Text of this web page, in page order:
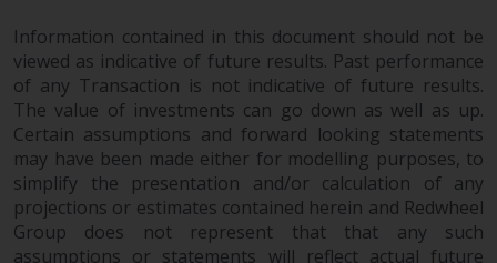
Fremdwährungen lautenden
Finanzinstrumenten auswirken.
Bestimmte Anlagen,
insbesondere alternative Fonds
und Emerging Markets,
beinhalten ein
überdurchschnittliches Risiko und
sind als langfristig anzusehen.
Derivative Instrumente können
Information contained in this document should not be
viewed as indicative of future results. Past performance
of any Transaction is not indicative of future results.
The value of investments can go down as well as up.
Certain assumptions and forward looking statements
may have been made either for modelling purposes, to
simplify the presentation and/or calculation of any
projections or estimates contained herein and Redwheel
Group does not represent that that any such
assumptions or statements will reflect actual future